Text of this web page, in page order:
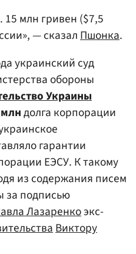
15 млн гривен ($7,5
— сказалПшонка.
украинский суд
обороны
Украины
долга корпорации
гарантии
ЕЭСУ. К такому
из содержания писем
за подписью
Лазаренкоэкс-
Виктору